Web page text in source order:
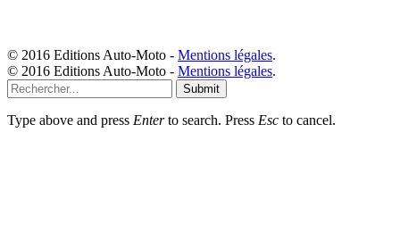
© 2016 Editions Auto-Moto - Mentions légales.
© 2016 Editions Auto-Moto - Mentions légales.
Submit
Type above and press Enterto search. Press Esc to cancel.